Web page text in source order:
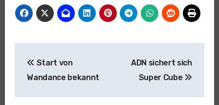
Start von
Wandance bekannt
ADN sichert sich
Super Cube